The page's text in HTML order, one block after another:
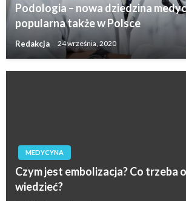
Podologia – nowa dziedzina
popularna także w Polsce
Redakcja 24 września, 2020
MEDYCYNA
Czym jest embolizacja? Co trzeba
wiedzieć?